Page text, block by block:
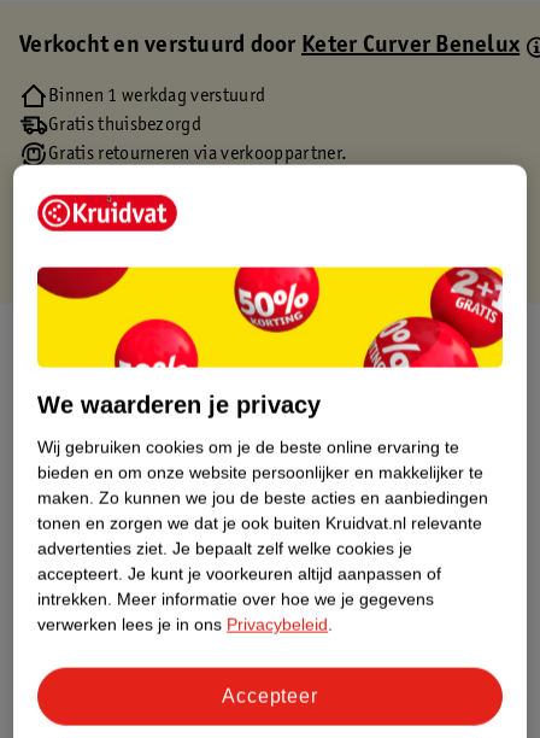
Verkocht en verstuurd doorKeter Curver Benelux
Binnen 1 werkdag verstuurd
Gratis thuisbezorgd
Gratis retourneren via verkooppartner.
Over dit product
Productinformatie
Etiketinformatie
Nature Impact Score
Dit product heeft (nog) geen Nature
Impact Score.
Meer informatie
Bestel & Bezorginformatie
We waarderen je privacy
Wij gebruiken cookies om je de beste online ervaring te
bieden en om onze website persoonlijker en makkelijker te
maken. Zo kunnen we jou de beste acties en aanbiedingen
tonen en zorgen we dat je ook buiten Kruidvat.nl relevante
advertenties ziet. Je bepaalt zelf welke cookies je
accepteert. Je kunt je voorkeuren altijd aanpassen of
intrekken. Meer informatie over hoe we je gegevens
verwerken lees je in ons Privacybeleid.
Accepteer